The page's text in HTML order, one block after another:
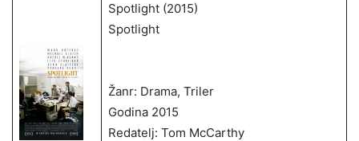
Spotlight (2015)
Spotlight
Žanr: Drama, Triler
Godina 2015
Redatelj: Tom McCarthy